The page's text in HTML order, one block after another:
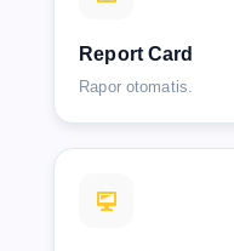
Report Card
Rapor otomatis.